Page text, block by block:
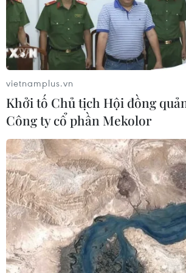
Thành phố Hồ Chí Minh triển khai 8
dự án trạm trung chuyển rác công
nghệ khép kín
06/08/2026 03:01
Sơn La hỗ trợ người dân di dời khỏi
nơi nguy hiểm do mưa lũ
06/08/2026 02:50
Thời tiết ngày 6/8: Bão số 3 đã di
chuyển ra ngoài Biển Đông
05/08/2026 23:15
Chủ động ứng phó với biến đổi khí
vietnamplus.vn
Khởi tố Chủ tịch Hội đồng
Công ty cổ phần Mekolor